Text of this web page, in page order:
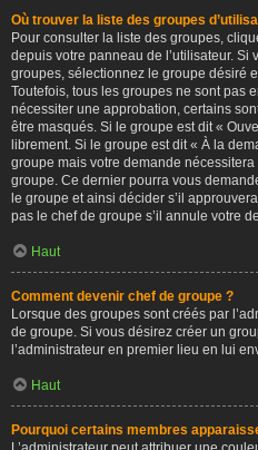
Où trouver la liste des groupes
Pour consulter la liste des groupes,
depuis votre panneau de l’utilisateur.
groupes, sélectionnez le groupe désiré
Toutefois, tous les groupes ne sont pas
nécessiter une approbation, certains
être masqués. Si le groupe est dit «
librement. Si le groupe est dit « À la
groupe mais votre demande
groupe. Ce dernier pourra vous
le groupe et ainsi décider s’il
pas le chef de groupe s’il annule votre
Haut
Comment devenir chef de groupe ?
Lorsque des groupes sont créés par
de groupe. Si vous désirez créer un
l’administrateur en premier lieu en lui
Haut
Pourquoi certains membres